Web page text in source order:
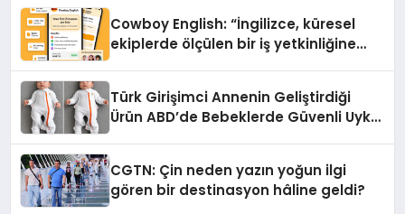
Cowboy English: “İngilizce, küresel
ekiplerde ölçülen bir iş yetkinliğine
Türk Girişimci Annenin Geliştirdiği
Ürün ABD’de Bebeklerde Güvenli Uyku
CGTN: Çin neden yazın yoğun ilgi
gören bir destinasyon hâline geldi?